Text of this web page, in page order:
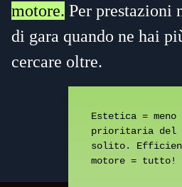
motore. Per
di gara quando ne hai
cercare oltre.
©1999 ZeViLa
Estetica = meno
prioritaria del
solito.
motore = tutto!